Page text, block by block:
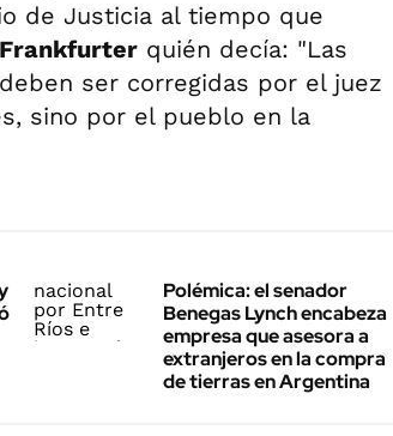
de Justicia al tiempo que
quién decía: "Las
ser corregidas por el juez
sino por el pueblo en la
Polémica: el senador
Benegas Lynch encabeza
empresa que asesora a
extranjeros en la compra
de tierras en Argentina